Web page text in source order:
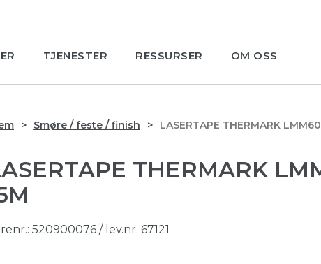
TJENESTER RESSURSER OM OSS
Smøre / feste / finish LASERTAPE THERMARK
THERMARK
520900076 / lev.nr. 67121